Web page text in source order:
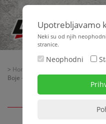
> Home
>
Boje - Građevinska kemija za ličioce
Upotrebljavamo
Neki su od njih
stranice.
Neophodni